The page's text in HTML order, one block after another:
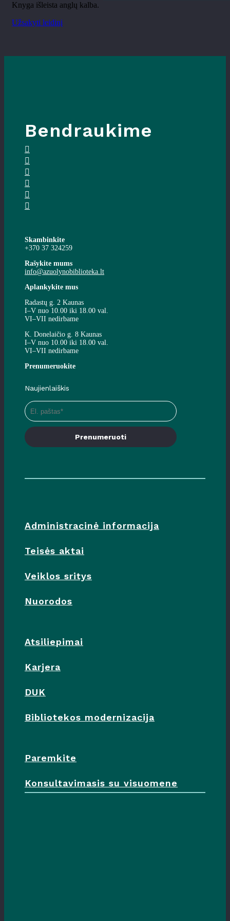
Knyga išleista anglų kalba.
Užsakyti leidinį
Bendraukime
Skambinkite
+370 37 324259
Rašykite mums
info@azuolynobiblioteka.lt
Aplankykite mus
Radastų g. 2 Kaunas
I–V nuo 10.00 iki 18.00 val.
VI–VII nedirbame
K. Donelaičio g. 8 Kaunas
I–V nuo 10.00 iki 18.00 val.
VI–VII nedirbame
Prenumeruokite
Naujienlaiškis
Prenumeruoti
Administracinė informacija
Teisės aktai
Veiklos sritys
Nuorodos
Atsiliepimai
Karjera
DUK
Bibliotekos modernizacija
Paremkite
Konsultavimasis su visuomene